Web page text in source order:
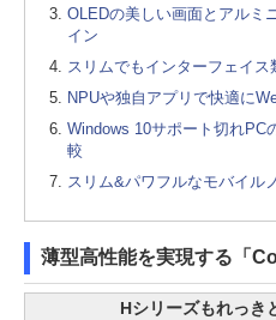
OLEDの美しい画面とアルミ
イン
スリムでもインターフェイス
NPUや独自アプリで快適に
Windows 10サポート切れPC
較
スリム&パワフルなモバイル
薄型高性能を実現する「
Hシリーズもれっき